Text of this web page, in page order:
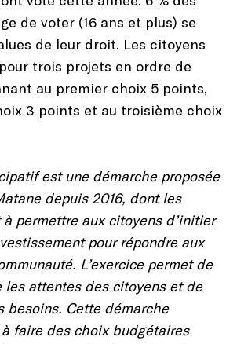
de voter (16 ans et plus) se
de leur droit. Les citoyens
trois projets en ordre de
au premier choix 5 points,
3 points et au troisième choix
est une démarche proposée
depuis 2016, dont les
permettre aux citoyens d’initier
pour répondre aux
L’exercice permet de
les attentes des citoyens et de
besoins. Cette démarche
faire des choix budgétaires